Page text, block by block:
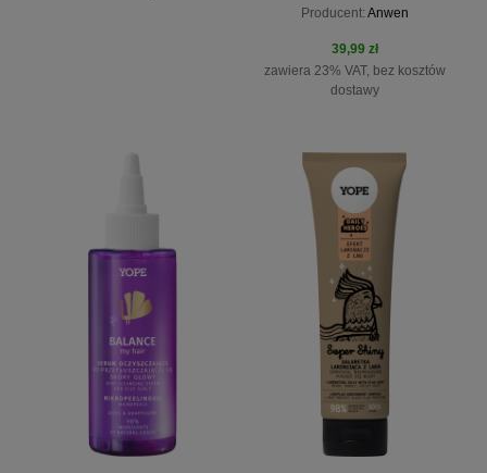
Producent: Anwen
39,99 zł
zawiera 23% VAT, bez kosztów
dostawy
do koszyka